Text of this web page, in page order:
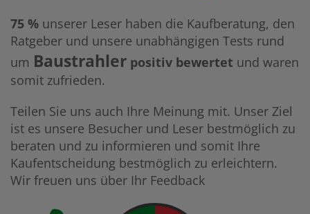
75 % unserer Leser haben die Kaufberatung, den
Ratgeber und unsere unabhängigen Tests rund
um Baustrahler positiv bewertet und waren
somit zufrieden.
Teilen Sie uns auch Ihre Meinung mit. Unser Ziel
ist es unsere Besucher und Leser bestmöglich zu
beraten und zu informieren und somit Ihre
Kaufentscheidung bestmöglich zu erleichtern.
Wir freuen uns über Ihr Feedback